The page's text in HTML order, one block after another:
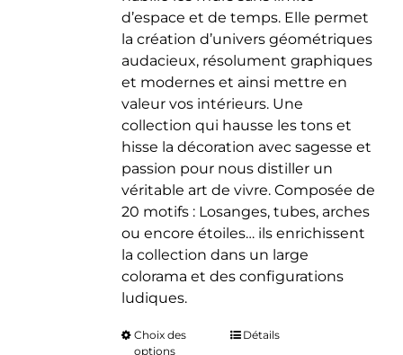
d’espace et de temps. Elle permet
la création d’univers géométriques
audacieux, résolument graphiques
et modernes et ainsi mettre en
valeur vos intérieurs. Une
collection qui hausse les tons et
hisse la décoration avec sagesse et
passion pour nous distiller un
véritable art de vivre. Composée de
20 motifs : Losanges, tubes, arches
ou encore étoiles… ils enrichissent
la collection dans un large
colorama et des configurations
ludiques.
Choix des
options
CeDétails